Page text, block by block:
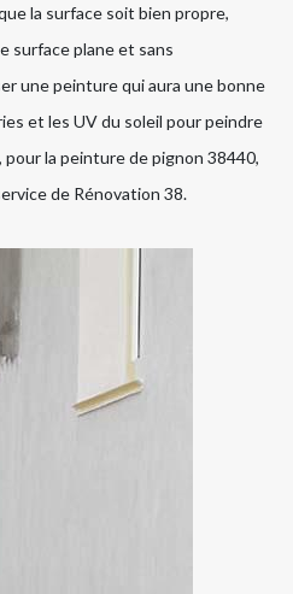
la surface soit bien propre,
surface plane et sans
une peinture qui aura une bonne
et les UV du soleil pour peindre
la peinture de pignon 38440,
de Rénovation 38.